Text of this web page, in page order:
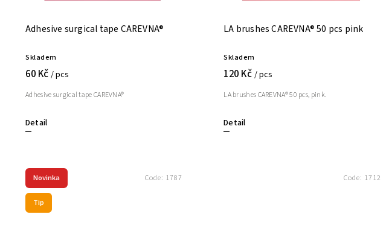
Adhesive surgical tape CAREVNA®
Skladem
60 Kč / pcs
Detail
Adhesive surgical tape CAREVNA®
LA brushes CAREVNA® 50 pcs pink
Skladem
120 Kč / pcs
Detail
LA brushes CAREVNA® 50 pcs, pink.
Novinka
Tip
Code: 1787 Code: 1712